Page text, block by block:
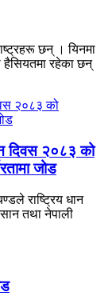
छन् । यिनमा
हैसियतमा रहेका छन्
दिवस २०८३ को
जोड
राष्ट्रिय धान
तथा नेपाली